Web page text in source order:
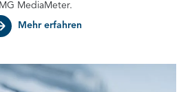
MediaMeter.
Mehr erfahren